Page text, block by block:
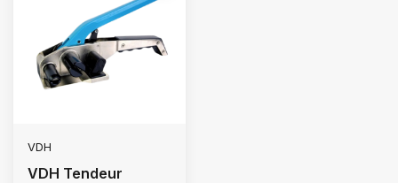
VDH
VDH Tendeur